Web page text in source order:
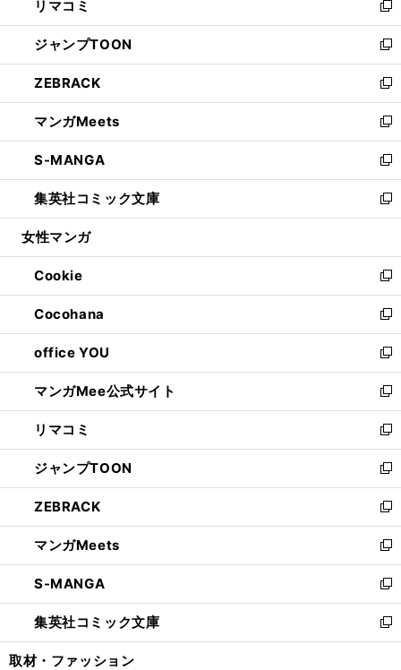
で
開
く
ド
ウ
で
開
く
ィ
ン
ド
ウ
で
開
く
い
ウ
ィ
ン
ド
ウ
で
開
く
リマコミ
新
し
い
ウ
ィ
ン
ド
ウ
で
開
く
ジャンプTOON
新
し
い
ウ
ィ
ン
ド
ウ
で
開
ZEBRACK
新
し
い
ウ
ィ
ン
ド
ウ
開
く
マンガMeets
新
し
い
ウ
ィ
ン
ウ
で
開
く
S-MANGA
新
し
い
ウ
ン
ド
ウ
で
開
く
集英社コミック文庫
新
し
ウ
ィ
ン
ド
ウ
で
開
く
女性マンガ
Cookie
新
し
い
ウ
ィ
ン
ド
ウ
で
開
く
Cocohana
新
し
い
ウ
ィ
ン
ド
ウ
で
開
く
office YOU
新
し
い
ウ
ィ
ン
ド
ウ
で
開
く
マンガMee公式サイト
新
し
い
ウ
ィ
ン
ド
ウ
で
開
く
リマコミ
新
し
い
ウ
ィ
ン
ド
ウ
で
開
く
ジャンプTOON
新
し
い
ウ
ィ
ン
ド
ウ
で
開
ZEBRACK
新
し
い
ウ
ィ
ン
ド
ウ
マンガMeets
新
し
い
ウ
ィ
ン
S-MANGA
新
し
い
ウ
集英社コミック文庫
新
し
取材・ファッション